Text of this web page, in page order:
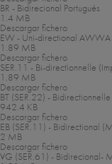
BR - Bidirecional Portugués
1.4 MB
Descargar fichero
EW - Uni-directional
1.89 MB
Descargar fichero
SER.11 - Bi-directionnelle
1.89 MB
Descargar fichero
BT (SER.22) -
942.4 KB
Descargar fichero
EB (SER.11) - Bidirectional
2 MB
Descargar fichero
VG (SER.61) - Bidirecional-